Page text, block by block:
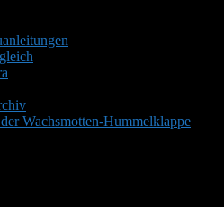
Wachsmotten-Hummelklappe